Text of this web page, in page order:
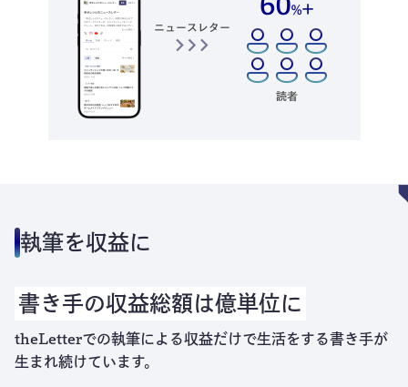
執筆を収益に
書き手の収益総額は億単位に
theLetterでの執筆による収益だけで生活をする書き手が
生まれ続けています。